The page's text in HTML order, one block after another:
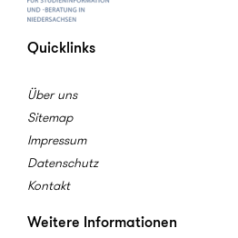
Quicklinks
Über uns
Sitemap
Impressum
Datenschutz
Kontakt
Weitere Informationen